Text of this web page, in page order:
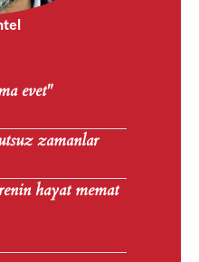
evet"
zamanlar
hayat memat